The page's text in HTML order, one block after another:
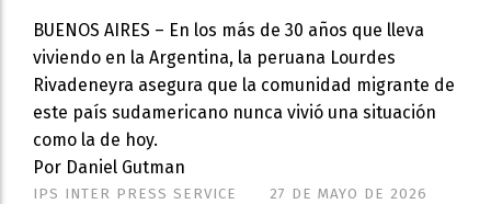
BUENOS AIRES – En los más de 30 años que lleva
viviendo en la Argentina, la peruana Lourdes
Rivadeneyra asegura que la comunidad migrante de
este país sudamericano nunca vivió una situación
como la de hoy.
Por Daniel Gutman
27 DE MAYO DE 2026
IPS INTER PRESS SERVICE